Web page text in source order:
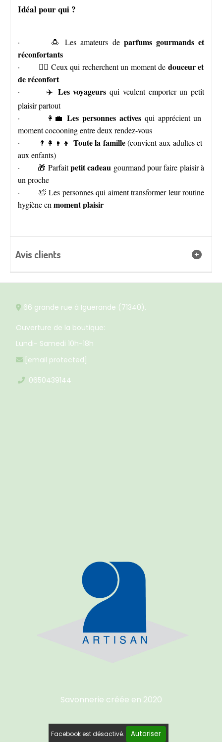
Idéal pour qui ?
· 🍮 Les amateurs de parfums gourmands et
réconfortants
· 🧘‍♀️ Ceux qui recherchent un moment de douceur et
de réconfort
· ✈️ Les voyageurs qui veulent emporter un petit
plaisir partout
· 👩‍💼Les personnes activesqui apprécient un
moment cocooning entre deux rendez-vous
· 👨‍👩‍👧‍👦 Toute la famille(convient aux adultes et
aux enfants)
· 🎁 Parfaitpetit cadeau gourmand pour faire plaisir à
un proche
· 🛀 Les personnes qui aiment transformer leur routine
hygiène en moment plaisir
Avis clients
 66 grande rue à Iguerande (71340).
Ouverture de la boutique:
Lundi- Samedi 10h-18h
 [email protected]
 0650439144
Savonnerie créée en 2020
Facebook est désactivé. Autoriser